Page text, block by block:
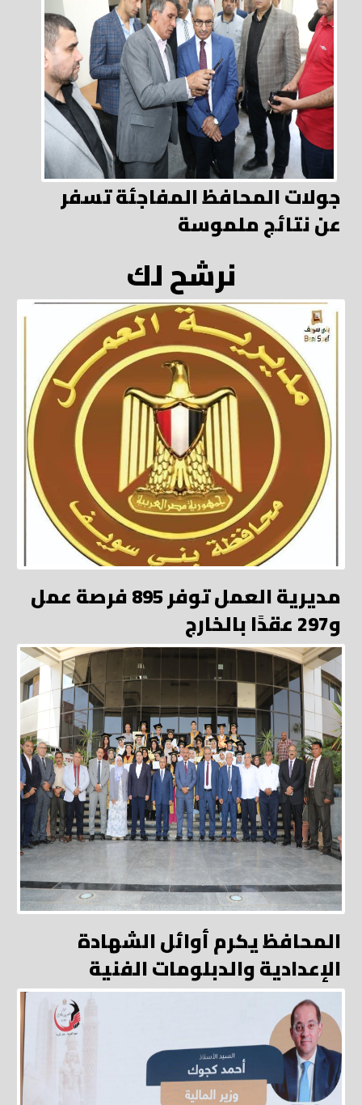
جولات المحافظ المفاجئة تسفر
عن نتائج ملموسة
نرشح لك
مديرية العمل توفر 895 فرصة عمل
و297 عقدًا بالخارج
المحافظ يكرم أوائل الشهادة
الإعدادية والدبلومات الفنية